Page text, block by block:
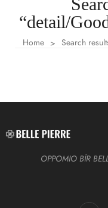
“detail/
Home > Search
OPPOMIO BİR